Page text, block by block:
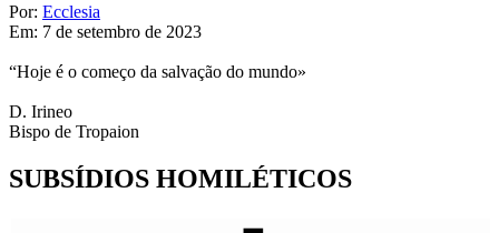
Por: Ecclesia
Em: 7 de setembro de 2023
“Hoje é o começo da salvação do mundo»
D. Irineo​
Bispo de Tropaion
SUBSÍDIOS HOMILÉTICOS​